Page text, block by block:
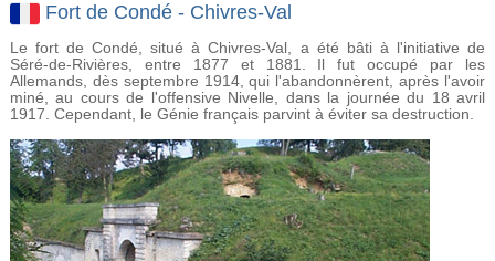
Fort de Condé - Chivres-Val
Le fort de Condé, situé à Chivres-Val, a été bâti à l'initiative de
Séré-de-Rivières, entre 1877 et 1881. Il fut occupé par les
Allemands, dès septembre 1914, qui l'abandonnèrent, après l'avoir
miné, au cours de l'offensive Nivelle, dans la journée du 18 avril
1917. Cependant, le Génie français parvint à éviter sa destruction.